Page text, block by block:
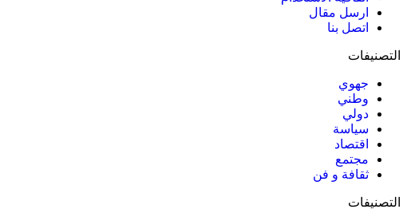
ارسل مقال
اتصل بنا
التصنيفات
جهوي
وطني
دولي
سياسة
اقتصاد
مجتمع
ثقافة و فن
التصنيفات